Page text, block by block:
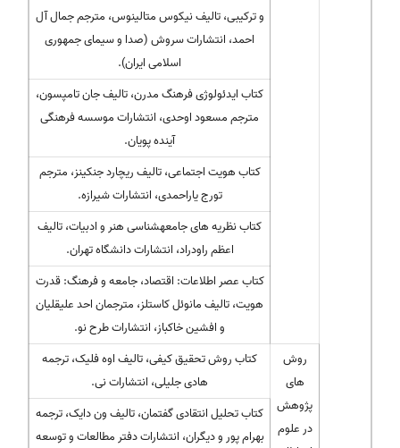
و ترکیبی، تالیف نیکوس متالینوس، مترجم جمال آل
احمد، انتشارات سروش (صدا و سیمای جمهوری
اسلامی ایران).
کتاب ایدئولوژی فرهنگ مدرن، تالیف جان تامپسون،
مترجم مسعود اوحدی، انتشارات موسسه فرهنگی
آینده پویان.
کتاب هویت اجتماعی، تالیف ریچارد جنکینز، مترجم
تورج یاراحمدی، انتشارات شیرازه.
کتاب نظریه های جامعهشناسی هنر و ادبیات، تالیف
اعظم راودراد، انتشارات دانشگاه تهران.
کتاب عصر اطلاعات: اقتصاد، جامعه و فرهنگ: قدرت
هویت، تالیف مانوئل کاستلز، مترجمان احد علیقلیان
و افشین خاکباز، انتشارات طرح نو.
روش
های
پژوهش
در علوم
کتاب روش تحقیق کیفی، تالیف اوه فلیک، ترجمه
هادی جلیلی، انتشارات نی.
کتاب تحلیل انتقادی گفتمان، تالیف ون دایک، ترجمه
بهرام پور و دیگران، انتشارات دفتر مطالعات و توسعه